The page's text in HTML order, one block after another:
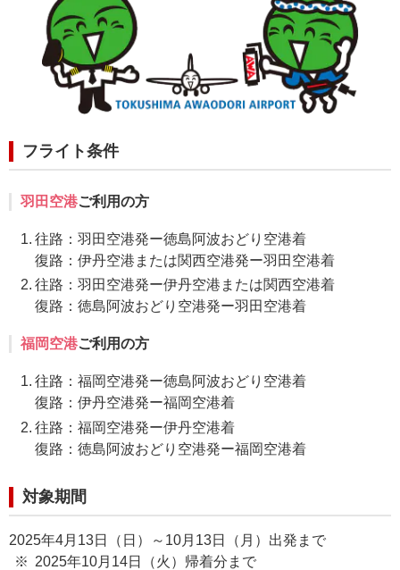
フライト条件
羽田空港ご利用の方
往路：羽田空港発ー徳島阿波おどり空港着
復路：伊丹空港または関西空港発ー羽田空港着
往路：羽田空港発ー伊丹空港または関西空港着
復路：徳島阿波おどり空港発ー羽田空港着
福岡空港ご利用の方
往路：福岡空港発ー徳島阿波おどり空港着
復路：伊丹空港発ー福岡空港着
往路：福岡空港発ー伊丹空港着
復路：徳島阿波おどり空港発ー福岡空港着
対象期間
2025年4月13日（日）～10月13日（月）出発まで
2025年10月14日（火）帰着分まで